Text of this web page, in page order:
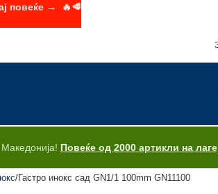
Повеќе од 2000 артикли на
Гастро инокс сад GN1/1 100mm GN11100
повеќе → 🔥🥩